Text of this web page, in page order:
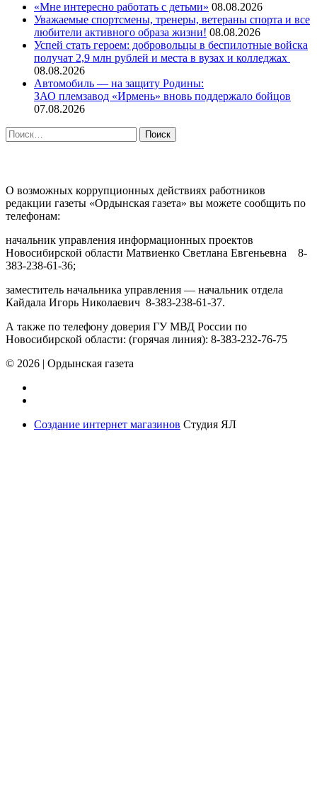
«Мне интересно работать с детьми» 08.08.2026
Уважаемые спортсмены, тренеры, ветераны спорта и все
любители активного образа жизни! 08.08.2026
Успей стать героем: добровольцы в беспилотные войска
получат 2,9 млн рублей и места в вузах и колледжах
08.08.2026
Автомобиль — на защиту Родины:
ЗАО племзавод «Ирмень» вновь поддержало бойцов
07.08.2026
Найти:
О возможных коррупционных действиях работников
редакции газеты «Ордынская газета» вы можете сообщить по
телефонам:
начальник управления информационных проектов
Новосибирской области Матвиенко Светлана Евгеньевна 8-
383-238-61-36;
заместитель начальника управления — начальник отдела
Кайдала Игорь Николаевич 8-383-238-61-37.
А также по телефону доверия ГУ МВД России по
Новосибирской области: (горячая линия): 8-383-232-76-75
© 2026 | Ордынская газета
Создание интернет магазинов Студия ЯЛ